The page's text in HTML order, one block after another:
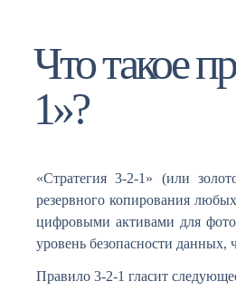
Что такое
1»?
«Стратегия 3-2-1» (или
резервного копирования
цифровыми активами для
уровень безопасности данных,
Правило 3-2-1 гласит